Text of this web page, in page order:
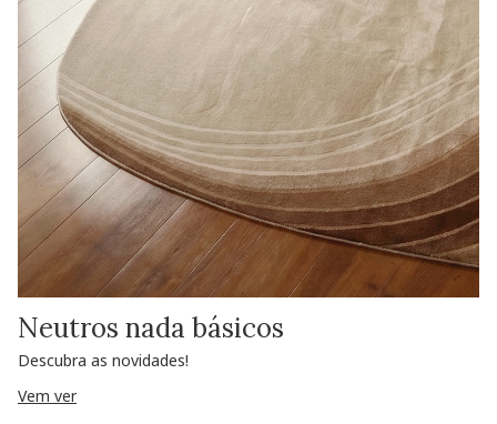
Neutros nada básicos
Descubra as novidades!
Vem ver